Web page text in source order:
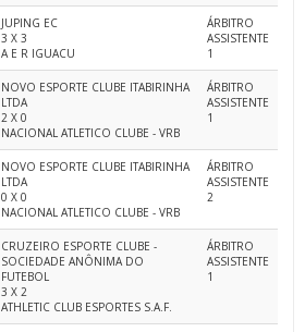
JUPING EC
3 X 3
A E R IGUACU
ÁRBITRO
ASSISTENTE
1
NOVO ESPORTE CLUBE ITABIRINHA
LTDA
2 X 0
NACIONAL ATLETICO CLUBE - VRB
ÁRBITRO
ASSISTENTE
1
NOVO ESPORTE CLUBE ITABIRINHA
LTDA
0 X 0
NACIONAL ATLETICO CLUBE - VRB
ÁRBITRO
ASSISTENTE
2
CRUZEIRO ESPORTE CLUBE -
SOCIEDADE ANÔNIMA DO
FUTEBOL
3 X 2
ATHLETIC CLUB ESPORTES S.A.F.
ÁRBITRO
ASSISTENTE
1